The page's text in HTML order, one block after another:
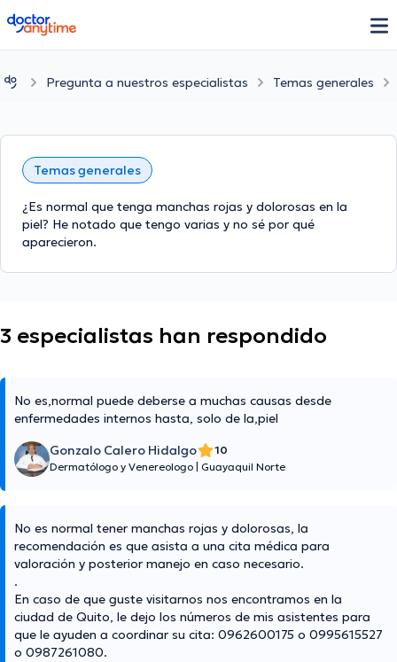
doctoranytime
Pregunta a nuestros especialistas Temas generales
Temas generales
¿Es normal que tenga manchas rojas y dolorosas en la
piel? He notado que tengo varias y no sé por qué
aparecieron.
3 especialistas han respondido
No es,normal puede deberse a muchas causas desde
enfermedades internos hasta, solo de la,piel
Gonzalo Calero Hidalgo
10
Dermatólogo y Venereologo Guayaquil Norte
No es normal tener manchas rojas y dolorosas, la
recomendación es que asista a una cita médica para
valoración y posterior manejo en caso necesario.
.
En caso de que guste visitarnos nos encontramos en la
ciudad de Quito, le dejo los números de mis asistentes para
que le ayuden a coordinar su cita: 0962600175 o 0995615527
o 0987261080.